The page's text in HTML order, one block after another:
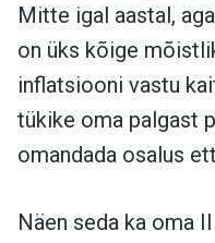
Mitte igal aastal,
on üks kõige
inflatsiooni vastu
tükike oma palgast
omandada osalus
Näen seda ka oma